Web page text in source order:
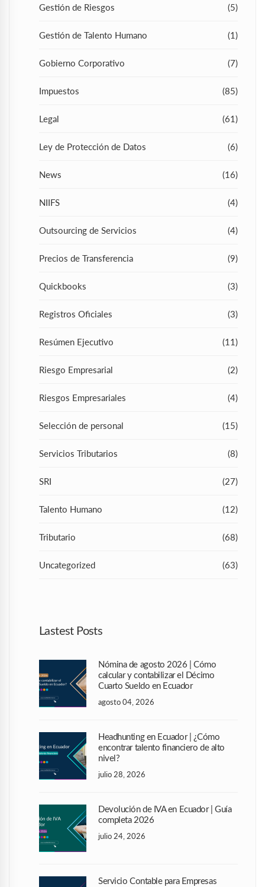
Gestión de Riesgos (5)
Gestión de Talento Humano (1)
Gobierno Corporativo (7)
Impuestos (85)
Legal (61)
Ley de Protección de Datos (6)
News (16)
NIIFS (4)
Outsourcing de Servicios (4)
Precios de Transferencia (9)
Quickbooks (3)
Registros Oficiales (3)
Resúmen Ejecutivo (11)
Riesgo Empresarial (2)
Riesgos Empresariales (4)
Selección de personal (15)
Servicios Tributarios (8)
SRI (27)
Talento Humano (12)
Tributario (68)
Uncategorized (63)
Lastest Posts
Nómina de agosto 2026 | Cómo
calcular y contabilizar el Décimo
Cuarto Sueldo en Ecuador
agosto 04, 2026
Headhunting en Ecuador | ¿Cómo
encontrar talento financiero de alto
nivel?
julio 28, 2026
Devolución de IVA en Ecuador | Guía
completa 2026
julio 24, 2026
Servicio Contable para Empresas